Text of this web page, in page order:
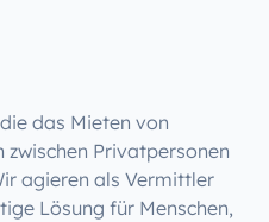
das Mieten von
Privatpersonen
agieren als Vermittler
Lösung für Menschen,